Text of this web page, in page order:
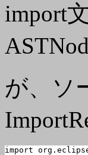
import
が、ソ
import